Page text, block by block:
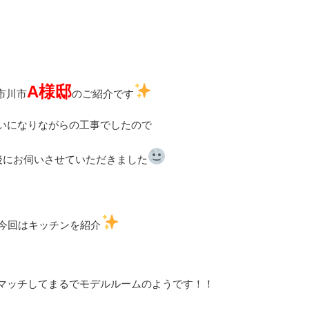
川市A様邸のご紹介です
になりながらの工事でしたので
お伺いさせていただきました
回はキッチンを紹介
ッチしてまるでモデルルームのようです！！